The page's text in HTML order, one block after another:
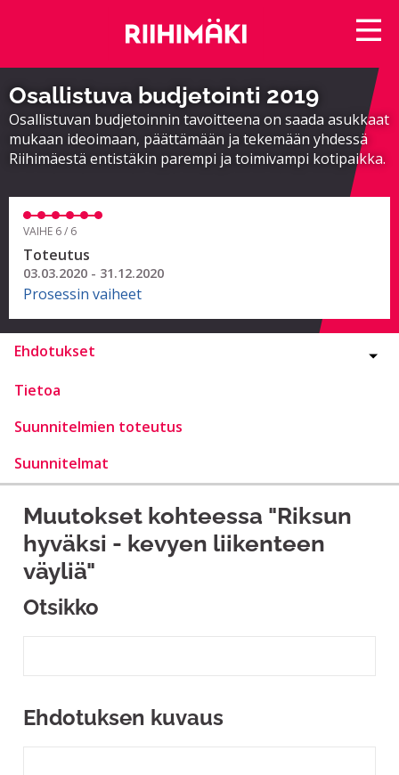
Osallistuva budjetointi 2019
Osallistuvan budjetoinnin tavoitteena on saada asukkaat
mukaan ideoimaan, päättämään ja tekemään yhdessä
Riihimäestä entistäkin parempi ja toimivampi kotipaikka.
VAIHE 6 / 6
Toteutus
03.03.2020 - 31.12.2020
Prosessin vaiheet
Ehdotukset
Tietoa
Suunnitelmien toteutus
Suunnitelmat
Muutokset kohteessa "Riksun
hyväksi - kevyen liikenteen
väyliä"
Otsikko
Ehdotuksen kuvaus